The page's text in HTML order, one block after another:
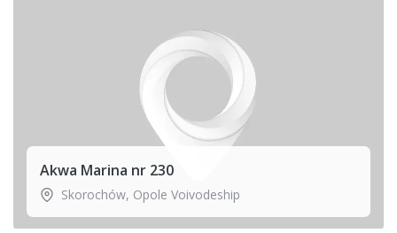
Akwa Marina nr 230
Skorochów, Opole Voivodeship